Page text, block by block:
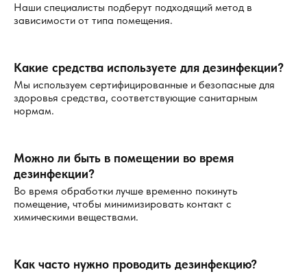
Наши специалисты подберут подходящий метод в
зависимости от типа помещения.
Какие средства используете для дезинфекции?
Мы используем сертифицированные и безопасные для
здоровья средства, соответствующие санитарным
нормам.
Можно ли быть в помещении во время
дезинфекции?
Во время обработки лучше временно покинуть
помещение, чтобы минимизировать контакт с
химическими веществами.
Как часто нужно проводить дезинфекцию?